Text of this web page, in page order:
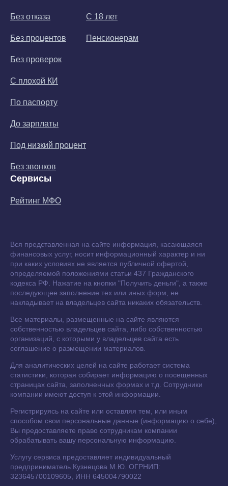
Без отказа
Без процентов
Без проверок
С плохой КИ
По паспорту
До зарплаты
Под низкий процент
Без звонков
С 18 лет
Пенсионерам
Сервисы
Рейтинг МФО
Вся представленная на сайте информация, касающаяся
финансовых услуг, носит информационный характер и ни
при каких условиях не является публичной офертой,
определяемой положениями статьи 437 Гражданского
кодекса РФ. Нажатие на кнопки "Получить деньги", а также
последующее заполнение тех или иных форм, не
накладывает на владельцев сайта никаких обязательств.
Все материалы, размещенные на сайте являются
собственностью владельцев сайта, либо собственностью
организаций, с которыми у владельцев сайта есть
соглашение о размещении материалов.
Для аналитических целей на сайте работает система
статистики, которая собирает информацию о посещенных
страницах сайта, заполненных формах и т.д. Сотрудники
компании имеют доступ к этой информации.
Регистрируясь на сайте или оставляя тем, или иным
способом свои персональные данные (информацию о себе),
Вы предоставляете право сотрудникам компании
обрабатывать вашу персональную информацию.
Услугу сервиса предоставляет индивидуальный
предприниматель Кузнецова М.Ю. ОГРНИП:
323645700109605, ИНН 645004790022